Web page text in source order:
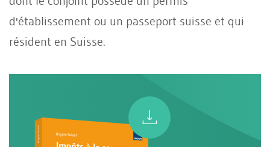
d'établissement ou un passeport suisse et qui
résident en Suisse.